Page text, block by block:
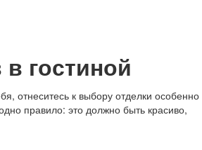
гостиной
отнеситесь к выбору отделки особенно
правило: это должно быть красиво,